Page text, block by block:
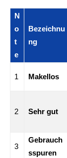
N
o
t
e
Bezeichnu
ng
1 Makellos
2 Sehr gut
3
Gebrauch
sspuren